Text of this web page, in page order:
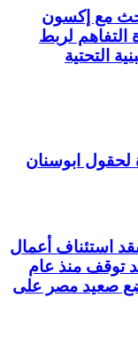
مع إكسون
التفاهم لربط
التحتية
لحقول ابوسنان
استئناف أعمال
توقف منذ عام
لوضع صعيد مصر على